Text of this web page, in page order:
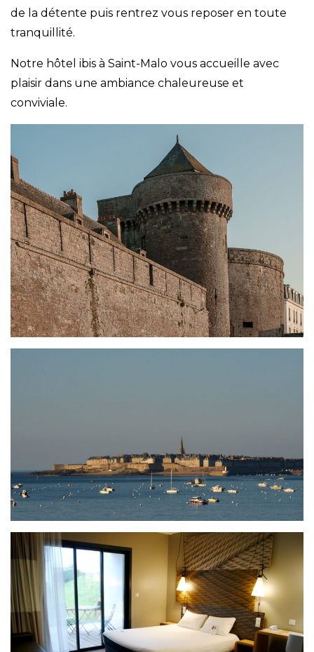
de la détente puis rentrez vous reposer en toute
tranquillité.
Notre hôtel ibis à Saint-Malo vous accueille avec
plaisir dans une ambiance chaleureuse et
conviviale.